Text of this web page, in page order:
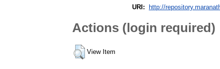
URI:
http://
Actions (login required)
View Item